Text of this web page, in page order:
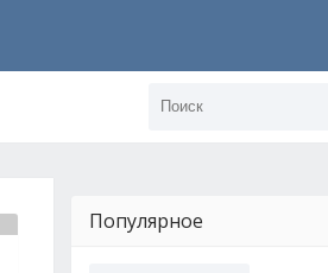
Популярное